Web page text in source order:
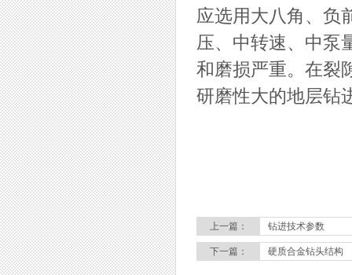
应选用大八角、负
压、中转速、中泵
和磨损严重。在裂
研磨性大的地层钻
上一篇： 钻进技术参数
下一篇： 硬质合金钻头结构